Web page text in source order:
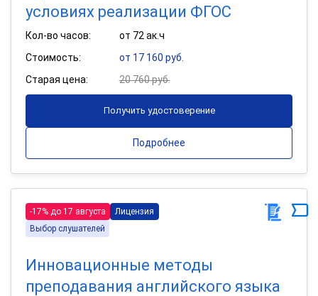
условиях реализации ФГОС
Кол-во часов:
от 72 ак.ч
Стоимость:
от 17 160 руб.
Старая цена:
20 760 руб.
Получить удостоверение
Подробнее
-17% до 17 августа
Лицензия
Выбор слушателей
Инновационные методы
преподавания английского языка